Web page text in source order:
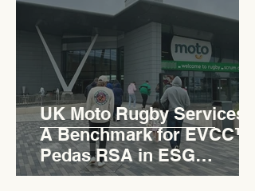
UK Moto Rugby Services :
A Benchmark for EVCC™
Pedas RSA in ESG
Roadside Development